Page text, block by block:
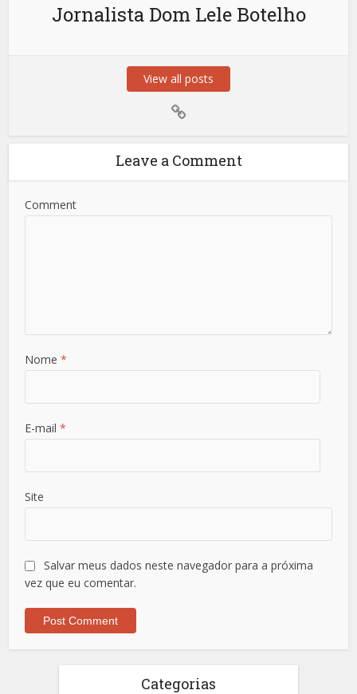
Jornalista Dom Lele Botelho
View all posts
Leave a Comment
Comment
Nome*
E-mail*
Site
Salvar meus dados neste navegador para a próxima
vez que eu comentar.
Categorias